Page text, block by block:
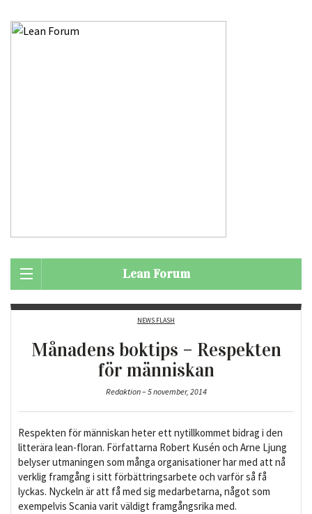
Lean Forum
NEWS FLASH
Månadens boktips – Respekten
för människan
Redaktion – 5 november, 2014
Respekten för människan heter ett nytillkommet bidrag i den
litterära lean-floran. Författarna Robert Kusén och Arne Ljung
belyser utmaningen som många organisationer har med att nå
verklig framgång i sitt förbättringsarbete och varför så få
lyckas. Nyckeln är att få med sig medarbetarna, något som
exempelvis Scania varit väldigt framgångsrika med.